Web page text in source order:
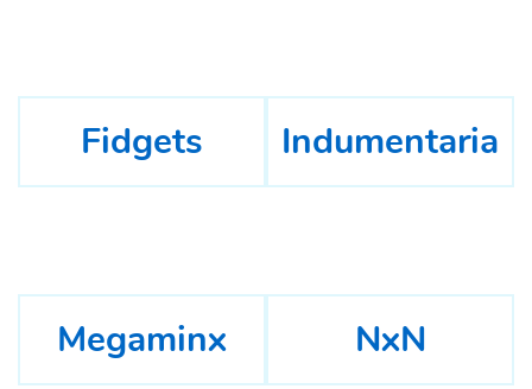
Fidgets Indumentaria
Megaminx NxN